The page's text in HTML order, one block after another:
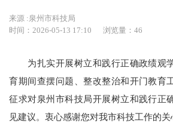
来源 :泉州市科技局
时间：2026-05-13 17:10
浏览量：46
为扎实开展树立和践行正确政绩观
育期间查摆问题、整改整治和开门教育
征求对泉州市科技局开展树立和践行正
见建议。衷心感谢您对我市科技工作的关